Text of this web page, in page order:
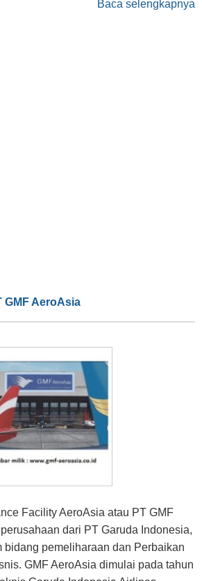
Baca selengkapnya
GMF AeroAsia
Facility AeroAsia atau PT GMF
dari PT Garuda Indonesia,
bidang pemeliharaan dan Perbaikan
GMF AeroAsia dimulai pada tahun